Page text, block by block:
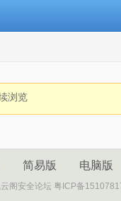
浏览
简易版 电脑版
阁安全论坛 粤ICP备